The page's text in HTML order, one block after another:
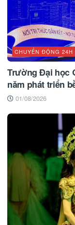
CHUYỂN ĐỘNG 24H
Trường Đại học
năm phát triển
01/08/2026